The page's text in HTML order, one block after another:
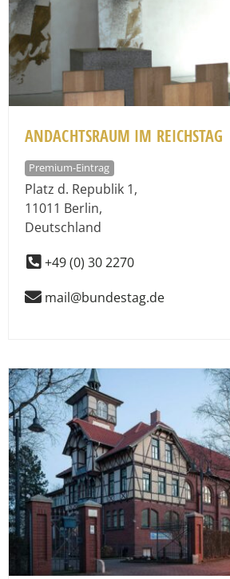
ANDACHTSRAUM IM REICHSTAG
Premium-Eintrag
Platz d. Republik 1,
11011 Berlin,
Deutschland
+49 (0) 30 2270
mail@bundestag.de